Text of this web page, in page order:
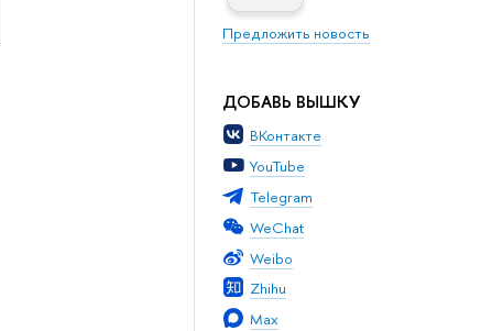
Предложить новость
ДОБАВЬ ВЫШКУ
ВКонтакте
YouTube
Telegram
WeChat
Weibo
Zhihu
Max